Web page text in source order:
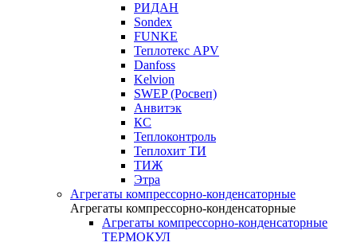
РИДАН
Sondex
FUNKE
Теплотекс APV
Danfoss
Kelvion
SWEP (Росвеп)
Анвитэк
КС
Теплоконтроль
Теплохит ТИ
ТИЖ
Этра
Агрегаты компрессорно-конденсаторные
Агрегаты компрессорно-конденсаторные
Агрегаты компрессорно-конденсаторные
ТЕРМОКУЛ